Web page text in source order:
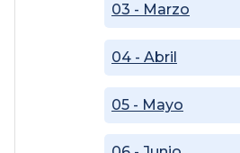
03 - Marzo
04 - Abril
05 - Mayo